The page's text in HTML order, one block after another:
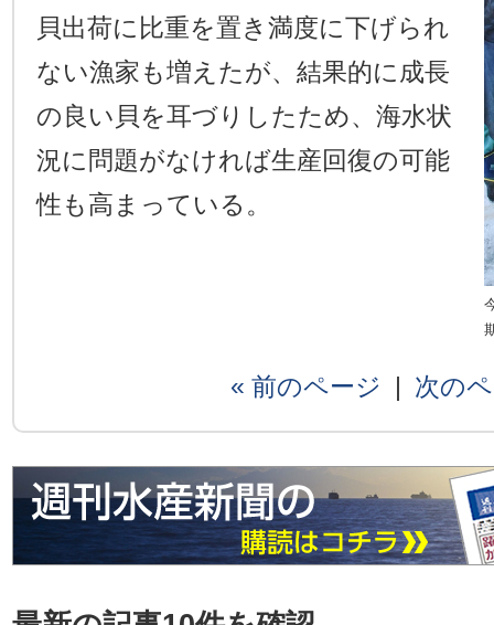
貝出荷に比重を置き満度に下げられ
ない漁家も増えたが、結果的に成長
の良い貝を耳づりしたため、海水状
況に問題がなければ生産回復の可能
性も高まっている。
« 前のページ | 次の